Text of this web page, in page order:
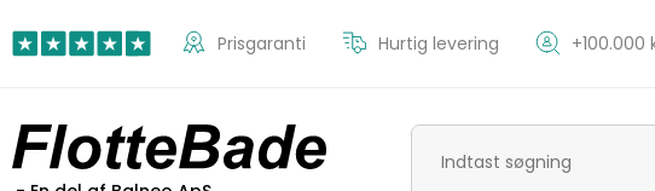
Prisgaranti Hurtig levering +100.000